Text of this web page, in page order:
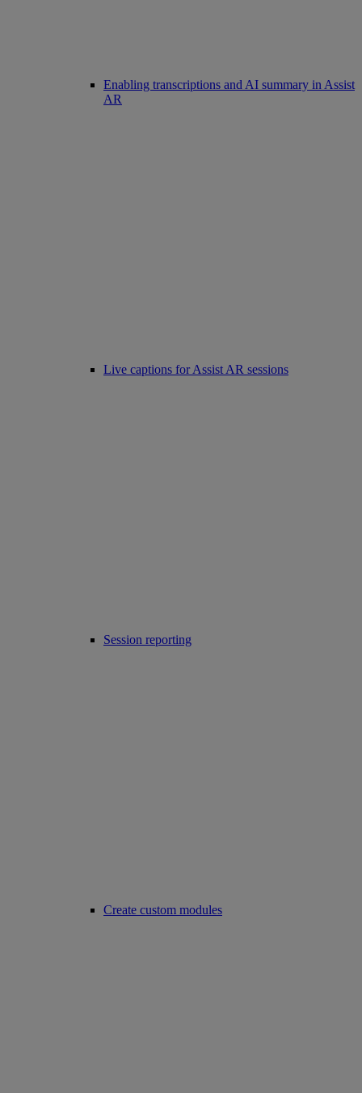
Enabling transcriptions and AI summary in Assist
AR
Live captions for Assist AR sessions
Session reporting
Create custom modules